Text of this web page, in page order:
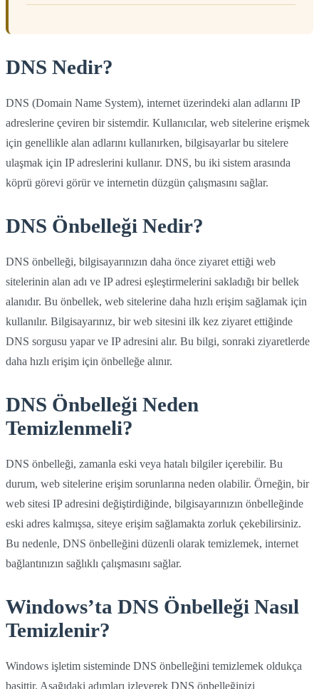
DNS Nedir?
DNS (Domain Name System), internet üzerindeki alan adlarını IP
adreslerine çeviren bir sistemdir. Kullanıcılar, web sitelerine erişmek
için genellikle alan adlarını kullanırken, bilgisayarlar bu sitelere
ulaşmak için IP adreslerini kullanır. DNS, bu iki sistem arasında
köprü görevi görür ve internetin düzgün çalışmasını sağlar.
DNS Önbelleği Nedir?
DNS önbelleği, bilgisayarınızın daha önce ziyaret ettiği web
sitelerinin alan adı ve IP adresi eşleştirmelerini sakladığı bir bellek
alanıdır. Bu önbellek, web sitelerine daha hızlı erişim sağlamak için
kullanılır. Bilgisayarınız, bir web sitesini ilk kez ziyaret ettiğinde
DNS sorgusu yapar ve IP adresini alır. Bu bilgi, sonraki ziyaretlerde
daha hızlı erişim için önbelleğe alınır.
DNS Önbelleği Neden
Temizlenmeli?
DNS önbelleği, zamanla eski veya hatalı bilgiler içerebilir. Bu
durum, web sitelerine erişim sorunlarına neden olabilir. Örneğin, bir
web sitesi IP adresini değiştirdiğinde, bilgisayarınızın önbelleğinde
eski adres kalmışsa, siteye erişim sağlamakta zorluk çekebilirsiniz.
Bu nedenle, DNS önbelleğini düzenli olarak temizlemek, internet
bağlantınızın sağlıklı çalışmasını sağlar.
Windows’ta DNS Önbelleği Nasıl
Temizlenir?
Windows işletim sisteminde DNS önbelleğini temizlemek oldukça
basittir. Aşağıdaki adımları izleyerek DNS önbelleğinizi